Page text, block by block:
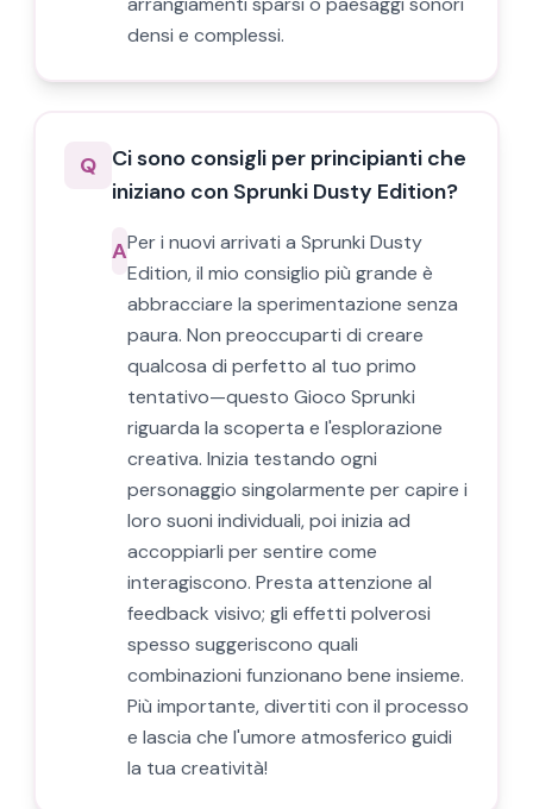
densi e complessi.
Q Ci sono consigli per principianti che
iniziano con Sprunki Dusty Edition?
APer i nuovi arrivati a Sprunki Dusty
Edition, il mio consiglio più grande è
abbracciare la sperimentazione senza
paura. Non preoccuparti di creare
qualcosa di perfetto al tuo primo
tentativo—questo Gioco Sprunki
riguarda la scoperta e l'esplorazione
creativa. Inizia testando ogni
personaggio singolarmente per capire i
loro suoni individuali, poi inizia ad
accoppiarli per sentire come
interagiscono. Presta attenzione al
feedback visivo; gli effetti polverosi
spesso suggeriscono quali
combinazioni funzionano bene insieme.
Più importante, divertiti con il processo
e lascia che l'umore atmosferico guidi
la tua creatività!